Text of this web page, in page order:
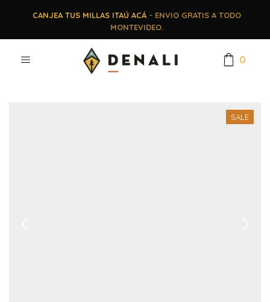
CANJEA TUS MILLAS ITAÚ ACÁ- ENVIO GRATIS A TODO
MONTEVIDEO.
0
SALE